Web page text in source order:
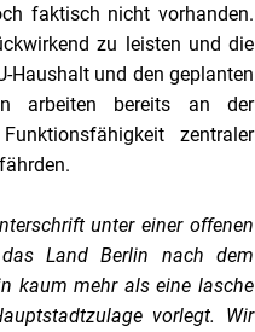
faktisch nicht vorhanden.
zu leisten und die
Haushalt und den geplanten
arbeiten bereits an der
zentraler
unter einer offenen
Land Berlin nach dem
kaum mehr als eine lasche
vorlegt. Wir